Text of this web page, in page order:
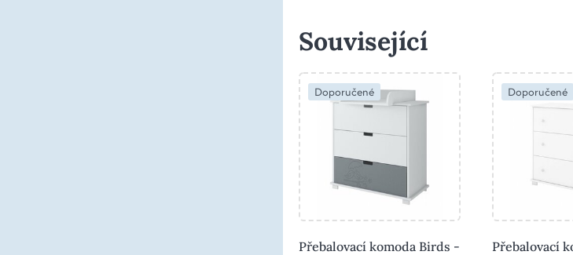
Související
Doporučené
Přebalovací komoda Birds -
Doporučené
Přebalovací